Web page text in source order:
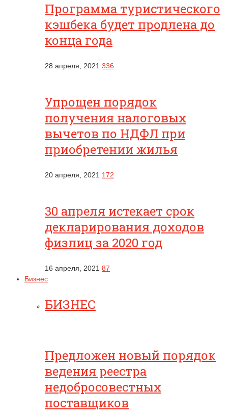
Программа туристического
кэшбека будет продлена до
конца года
28 апреля, 2021 336
Упрощен порядок
получения налоговых
вычетов по НДФЛ при
приобретении жилья
20 апреля, 2021 172
30 апреля истекает срок
декларирования доходов
физлиц за 2020 год
16 апреля, 2021 87
Бизнес
БИЗНЕС
Предложен новый порядок
ведения реестра
недобросовестных
поставщиков